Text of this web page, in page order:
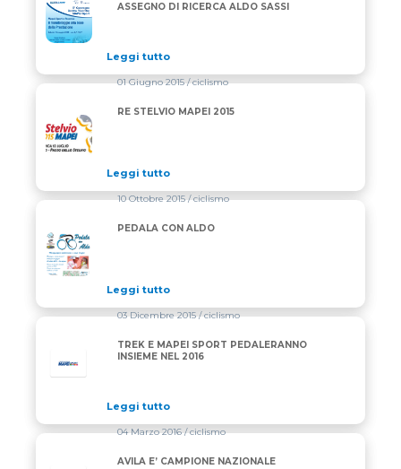
5° CONVEGNO MAPEI SPORT – 4° ASSEGNO DI
ASSEGNO DI RICERCA ALDO SASSI
Leggi tutto
RE STELVIO MAPEI 2015
01 Giugno 2015/ ciclismo
RE STELVIO MAPEI 2015
Leggi tutto
PEDALA CON ALDO
10 Ottobre 2015/ ciclismo
PEDALA CON ALDO
Leggi tutto
03 Dicembre 2015/ ciclismo
TREK E MAPEI SPORT PEDALERANNO
INSIEME NEL 2016
Leggi tutto
04 Marzo 2016/ ciclismo
AVILA E’ CAMPIONE NAZIONALE